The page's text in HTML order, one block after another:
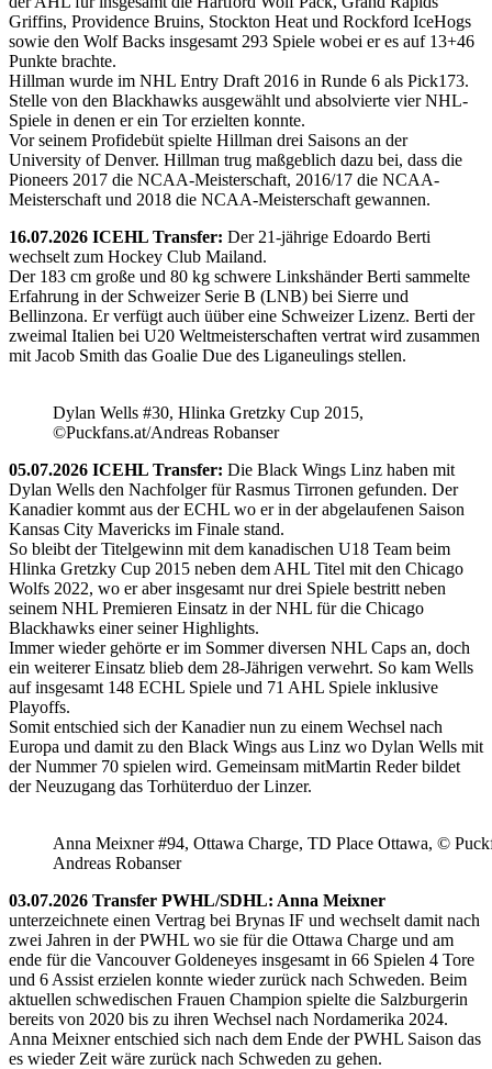
Griffins, Providence Bruins, Stockton Heat und Rockford IceHogs
sowie den Wolf Backs insgesamt 293 Spiele wobei er es auf 13+46
Punkte brachte.
Hillman wurde im NHL Entry Draft 2016 in Runde 6 als Pick173.
Stelle von den Blackhawks ausgewählt und absolvierte vier NHL-
Spiele in denen er ein Tor erzielten konnte.
Vor seinem Profidebüt spielte Hillman drei Saisons an der
University of Denver. Hillman trug maßgeblich dazu bei, dass die
Pioneers 2017 die NCAA-Meisterschaft, 2016/17 die NCAA-
Meisterschaft und 2018 die NCAA-Meisterschaft gewannen.
16.07.2026 ICEHL Transfer: Der 21-jährige Edoardo Berti
wechselt zum Hockey Club Mailand.
Der 183 cm große und 80 kg schwere Linkshänder Berti sammelte
Erfahrung in der Schweizer Serie B (LNB) bei Sierre und
Bellinzona. Er verfügt auch üüber eine Schweizer Lizenz. Berti der
zweimal Italien bei U20 Weltmeisterschaften vertrat wird zusammen
mit Jacob Smith das Goalie Due des Liganeulings stellen.
Dylan Wells #30, Hlinka Gretzky Cup 2015,
©Puckfans.at/Andreas Robanser
05.07.2026 ICEHL Transfer: Die Black Wings Linz haben mit
Dylan Wells den Nachfolger für Rasmus Tirronen gefunden. Der
Kanadier kommt aus der ECHL wo er in der abgelaufenen Saison
Kansas City Mavericks im Finale stand.
So bleibt der Titelgewinn mit dem kanadischen U18 Team beim
Hlinka Gretzky Cup 2015 neben dem AHL Titel mit den Chicago
Wolfs 2022, wo er aber insgesamt nur drei Spiele bestritt neben
seinem NHL Premieren Einsatz in der NHL für die Chicago
Blackhawks einer seiner Highlights.
Immer wieder gehörte er im Sommer diversen NHL Caps an, doch
ein weiterer Einsatz blieb dem 28-Jährigen verwehrt. So kam Wells
auf insgesamt 148 ECHL Spiele und 71 AHL Spiele inklusive
Playoffs.
Somit entschied sich der Kanadier nun zu einem Wechsel nach
Europa und damit zu den Black Wings aus Linz wo Dylan Wells mit
der Nummer 70 spielen wird. Gemeinsam mitMartin Reder bildet
der Neuzugang das Torhüterduo der Linzer.
Anna Meixner #94, Ottawa Charge, TD Place Ottawa, ©
Andreas Robanser
03.07.2026 Transfer PWHL/SDHL: Anna Meixner
unterzeichnete einen Vertrag bei Brynas IF und wechselt damit nach
zwei Jahren in der PWHL wo sie für die Ottawa Charge und am
ende für die Vancouver Goldeneyes insgesamt in 66 Spielen 4 Tore
und 6 Assist erzielen konnte wieder zurück nach Schweden. Beim
aktuellen schwedischen Frauen Champion spielte die Salzburgerin
bereits von 2020 bis zu ihren Wechsel nach Nordamerika 2024.
Anna Meixner entschied sich nach dem Ende der PWHL Saison das
es wieder Zeit wäre zurück nach Schweden zu gehen.